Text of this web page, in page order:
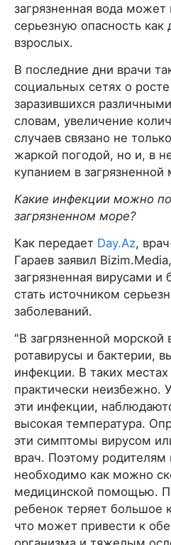
загрязненная вода может
серьезную опасность как
взрослых.
В последние дни врачи
социальных сетях о
заразившихся
словам, увеличение
случаев связано не
жаркой погодой, но и, в
купанием в загрязненной
Какие инфекции можно
загрязненном море?
Как передает Day.Az,
Гараев заявил
загрязненная вирусами
стать источником
заболеваний.
"В загрязненной морской
ротавирусы и бактерии,
инфекции. В таких
практически неизбежно.
эти инфекции,
высокая температура.
эти симптомы вирусом
врач. Поэтому родителям
необходимо как можно
медицинской помощью.
ребенок теряет большое
что может привести к